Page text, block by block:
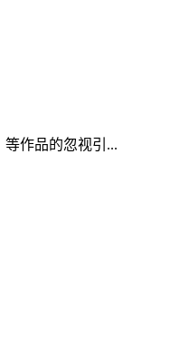
作品的忽视引...